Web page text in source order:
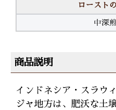
ロースト
中深
商品説明
インドネシア・スラウ
ジャ地方は、肥沃な土